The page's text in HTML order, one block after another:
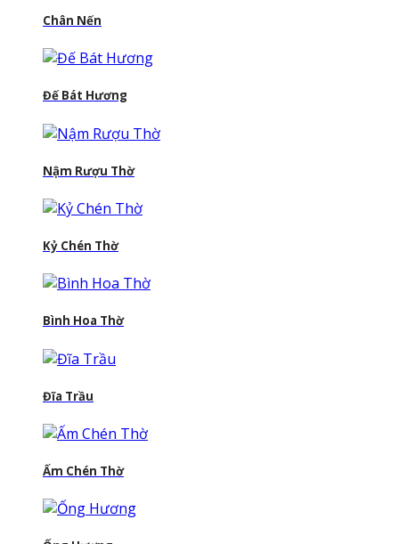
Chân Nến
Đế Bát Hương
Nậm Rượu Thờ
Kỷ Chén Thờ
Bình Hoa Thờ
Đĩa Trầu
Ấm Chén Thờ